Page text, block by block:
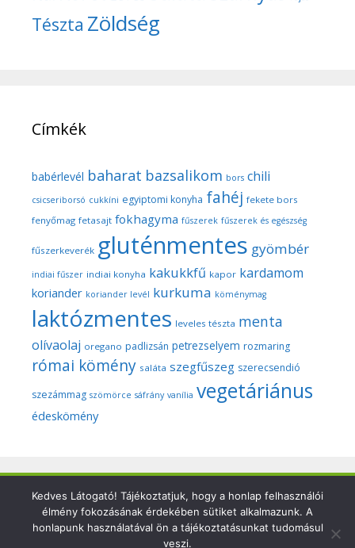
Tészta Zöldség
Címkék
babérlevél baharat bazsalikom bors chili
csicseriborsó cukkíni egyiptomi konyha fahéj fekete bors
fenyőmag fetasajt fokhagyma fűszerek fűszerek és egészség
fűszerkeverék gluténmentes gyömbér
indiai fűszer indiai konyha kakukkfű kapor kardamom
koriander koriander levél kurkuma köménymag
laktózmentes leveles tészta menta
olívaolaj oregano padlizsán petrezselyem rozmaring
római kömény saláta szegfűszeg szerecsendió
szezámmag szömörce sáfrány vanília vegetáriánus
édeskömény
Copyright © 2026 Szegedi Fűszeres - Minden fotó és anyag
ezen a weboldalon a szerző (Dr. Nyári Zsuzsa) kizárólagos
tulajdonát képezi és a nemzetközi szerzői jogi törvények
Kedves Látogató! Tájékoztatjuk, hogy a honlap felhasználói
élmény fokozásának érdekében sütiket alkalmazunk. A
honlapunk használatával ön a tájékoztatásunkat tudomásul
veszi.